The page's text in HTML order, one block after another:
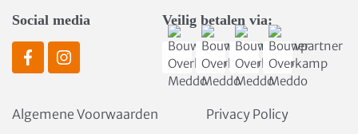
Social media Veilig betalen via:
Algemene Voorwaarden Privacy Policy